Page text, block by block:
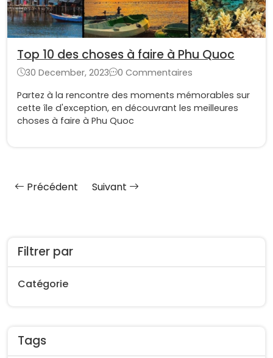
Filtrer par
Catégorie
Tags
Top 10 des choses à faire à Phu Quoc
30 December, 2023
0 Commentaires
Partez à la rencontre des moments mémorables sur
cette île d'exception, en découvrant les meilleures
choses à faire à Phu Quoc
Précédent Suivant